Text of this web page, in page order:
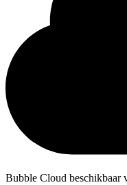
Bubble Cloud beschikbaar